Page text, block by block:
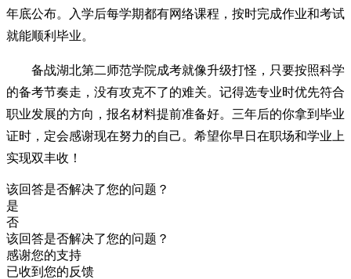
年底公布。入学后每学期都有网络课程，按时完成作业和考试
就能顺利毕业。
备战湖北第二师范学院成考就像升级打怪，只要按照科学
的备考节奏走，没有攻克不了的难关。记得选专业时优先符合
职业发展的方向，报名材料提前准备好。三年后的你拿到毕业
证时，定会感谢现在努力的自己。希望你早日在职场和学业上
实现双丰收！
该回答是否解决了您的问题？
是
否
该回答是否解决了您的问题？
感谢您的支持
已收到您的反馈